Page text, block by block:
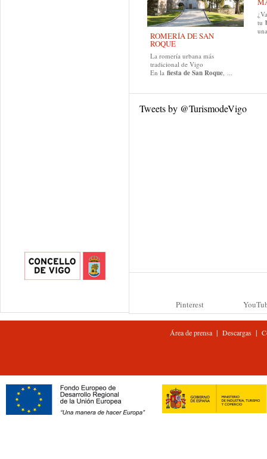
ROMERÍA DE SAN
ROQUE
La romería urbana más
tradicional de Vigo
En la fiesta de San Roque, ...
tu
Tweets by @TurismodeVigo
Pinterest
Área de prensa| Descargas|